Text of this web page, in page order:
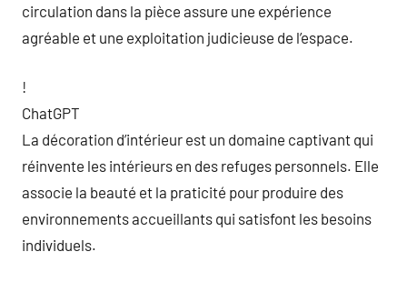
circulation dans la pièce assure une expérience
agréable et une exploitation judicieuse de l’espace.
!
ChatGPT
La décoration d’intérieur est un domaine captivant qui
réinvente les intérieurs en des refuges personnels. Elle
associe la beauté et la praticité pour produire des
environnements accueillants qui satisfont les besoins
individuels.